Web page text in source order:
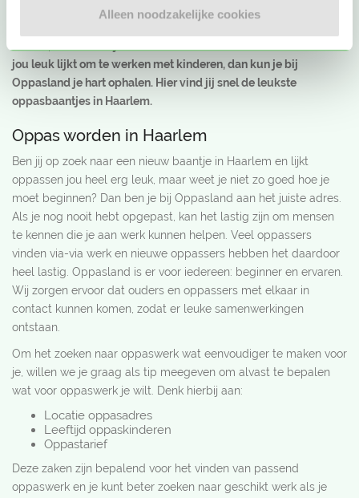
Alleen noodzakelijke cookies
misschien moeten ze woensdagmiddag wel werken en kunnen
jou leuk lijkt om te werken met kinderen, dan kun je bij
Oppasland je hart ophalen. Hier vind jij snel de leukste
oppasbaantjes in Haarlem.
Oppas worden in Haarlem
Ben jij op zoek naar een nieuw baantje in Haarlem en lijkt
oppassen jou heel erg leuk, maar weet je niet zo goed hoe je
moet beginnen? Dan ben je bij Oppasland aan het juiste adres.
Als je nog nooit hebt opgepast, kan het lastig zijn om mensen
te kennen die je aan werk kunnen helpen. Veel oppassers
vinden via-via werk en nieuwe oppassers hebben het daardoor
heel lastig. Oppasland is er voor iedereen: beginner en ervaren.
Wij zorgen ervoor dat ouders en oppassers met elkaar in
contact kunnen komen, zodat er leuke samenwerkingen
ontstaan.
Om het zoeken naar oppaswerk wat eenvoudiger te maken voor
je, willen we je graag als tip meegeven om alvast te bepalen
wat voor oppaswerk je wilt. Denk hierbij aan:
Locatie oppasadres
Leeftijd oppaskinderen
Oppastarief
Deze zaken zijn bepalend voor het vinden van passend
oppaswerk en je kunt beter zoeken naar geschikt werk als je